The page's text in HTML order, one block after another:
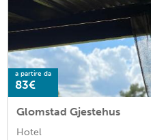
a partire da
83€
Glomstad Gjestehus
Hotel